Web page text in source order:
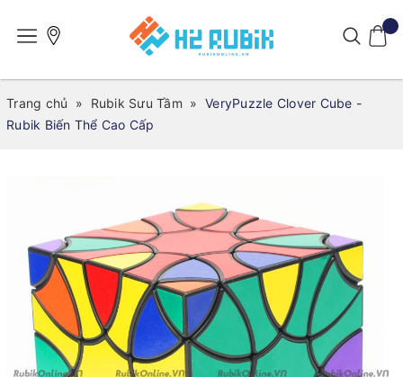
Trang chủ » Rubik Sưu Tầm » VeryPuzzle Clover Cube -
Rubik Biến Thể Cao Cấp